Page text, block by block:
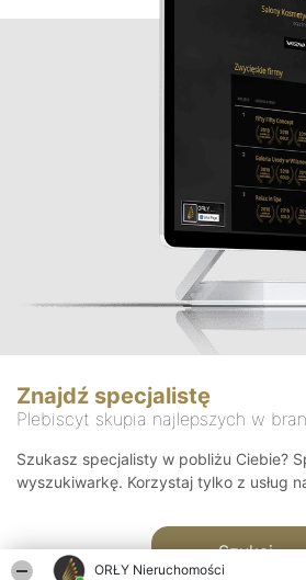
ORŁY Nieruchomości
Znajdź specjalistę
Plebiscyt skupia najlepszych w
Szukasz specjalisty w pobliżu Ciebie?
wyszukiwarkę. Korzystaj tylko z usług
Szukaj